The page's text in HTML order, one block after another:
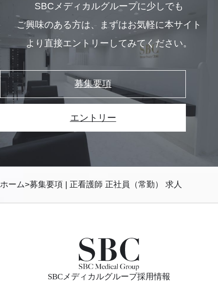
SBCメディカルグループに少しでも
ご興味のある方は、 まずはお気軽に本サイト
より直接エントリーしてみてください。
募集要項
エントリー
ホーム 募集要項 | 正看護師 正社員（常勤） 求人
SBCメディカルグループ採用情報